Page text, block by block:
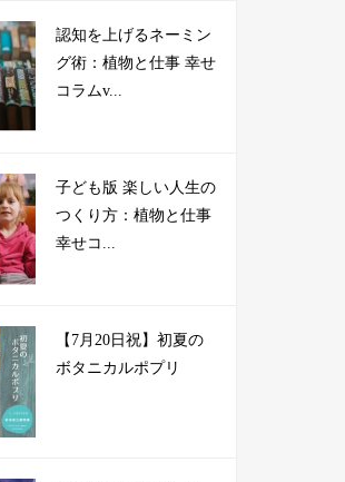
認知を上げるネーミン
グ術：植物と仕事 幸せ
コラムv...
子ども版 楽しい人生の
つくり方：植物と仕事
幸せコ...
【7月20日祝】初夏の
ボタニカルポプリ